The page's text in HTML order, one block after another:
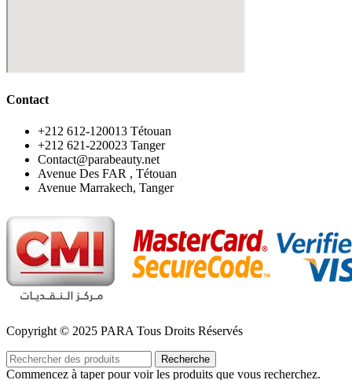
Contact
‪+212 612-120013 Tétouan
‪+212 621-220023 Tanger
Contact@parabeauty.net
Avenue Des FAR , Tétouan
Avenue Marrakech, Tanger
Copyright © 2025 PARA Tous Droits Réservés
Recherche
Commencez à taper pour voir les produits que vous recherchez.